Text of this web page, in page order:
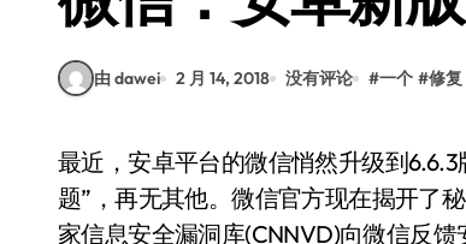
由 dawei 2 月 14, 2018 没有评论 #一个 #修复
最近，安卓平台的微信悄然升级到6.6.3版本，官方更新日志里只有一句“修复了一些已知的问
题”，再无其他。微信官方现在揭开了
家信息安全漏洞库(CNNVD)向微信反